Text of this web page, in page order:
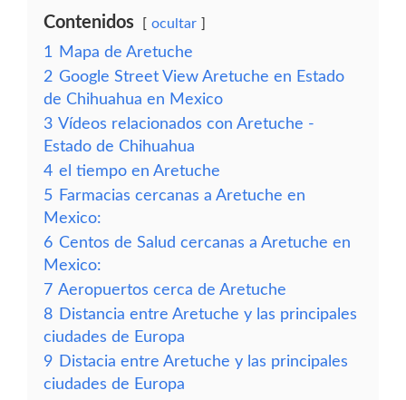
Contenidos ocultar
1
Mapa de Aretuche
2 Google Street View Aretuche en Estado
de Chihuahua en Mexico
3 Vídeos relacionados con Aretuche -
Estado de Chihuahua
4 el tiempo en Aretuche
5 Farmacias cercanas a Aretuche en
Mexico:
6 Centos de Salud cercanas a Aretuche en
Mexico:
7 Aeropuertos cerca de Aretuche
8 Distancia entre Aretuche y las principales
ciudades de Europa
9 Distacia entre Aretuche y las principales
ciudades de Europa